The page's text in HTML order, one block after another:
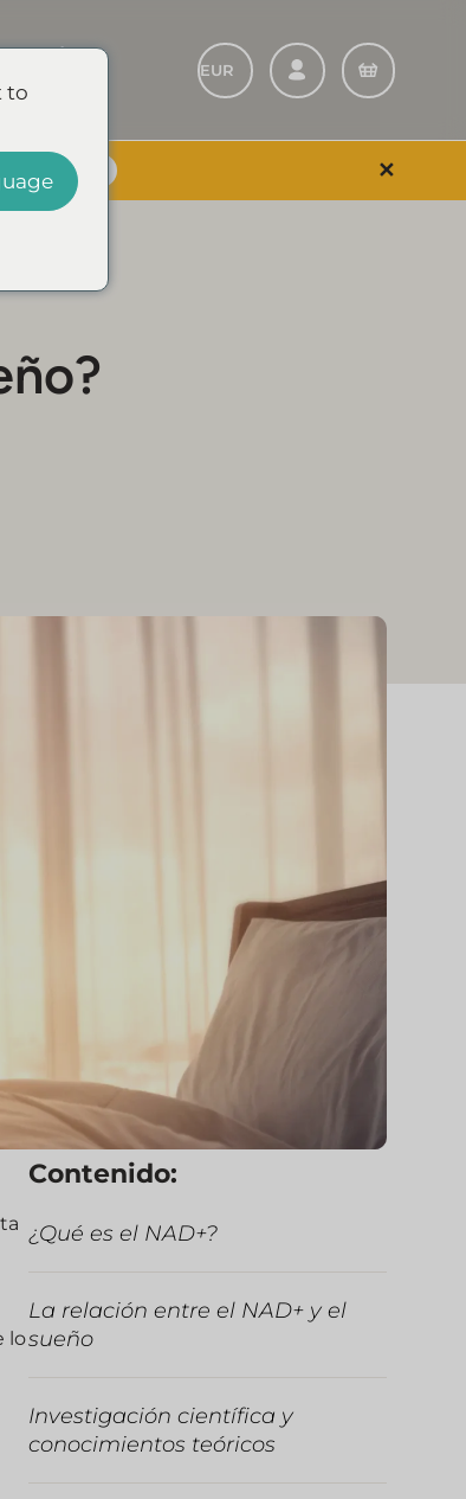
a
AHORRA ✕
lo
Contenido:
¿Qué es el NAD+?
La relación entre el NAD+ y el
sueño
Investigación científica y
conocimientos teóricos
to